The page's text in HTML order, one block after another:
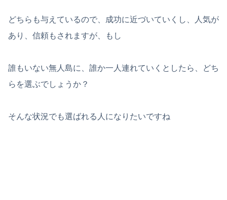
どちらも与えているので、成功に近づいていくし、人気が
あり、信頼もされますが、もし
誰もいない無人島に、誰か一人連れていくとしたら、どち
らを選ぶでしょうか？
そんな状況でも選ばれる人になりたいですね